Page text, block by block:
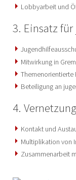
Lobbyarbeit und
3. Einsatz
Mitwirkung in
Themenorientierte
Beteiligung an
4.
Kontakt und
Multiplikation von
Zusammenarbeit